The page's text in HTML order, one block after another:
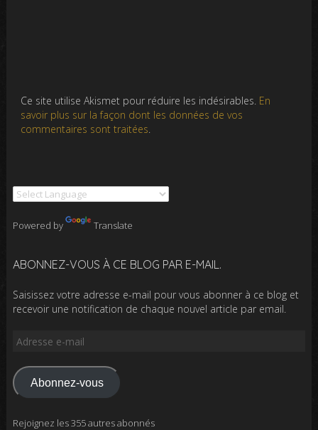
Ce site utilise Akismet pour réduire les indésirables. En
savoir plus sur la façon dont les données de vos
commentaires sont traitées.
Powered by Translate
ABONNEZ-VOUS À CE BLOG PAR E-MAIL.
Saisissez votre adresse e-mail pour vous abonner à ce blog et
recevoir une notification de chaque nouvel article par email.
Adresse
mail
Abonnez-vous
Rejoignez les 355 autres abonnés